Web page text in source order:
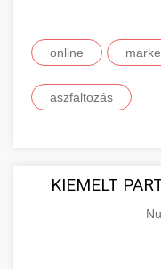
online
aszfaltozás
KIEMELT